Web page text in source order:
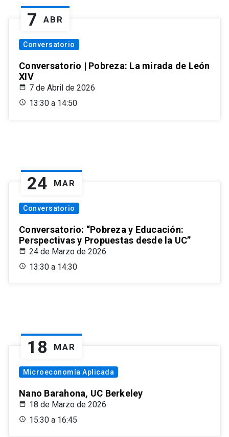
7 ABR
Conversatorio
Conversatorio | Pobreza: La mirada de León
XIV
7 de Abril de 2026
13:30 a 14:50
24 MAR
Conversatorio
Conversatorio: “Pobreza y Educación:
Perspectivas y Propuestas desde la UC”
24 de Marzo de 2026
13:30 a 14:30
18 MAR
Microeconomía Aplicada
Nano Barahona, UC Berkeley
18 de Marzo de 2026
15:30 a 16:45